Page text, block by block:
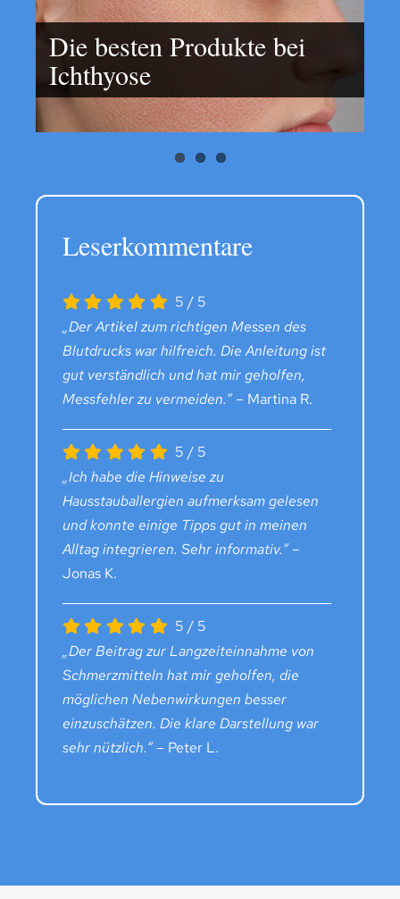
Die besten Produkte bei
Ichthyose
Leberprobleme durch
Schmerzmittel: Risiken für
die Gesundheit
Zahnvorsorge für starke
Zähne: Warum es sich lohnt
Leserkommentare
5 / 5
„Der Artikel zum richtigen Messen des
Blutdrucks war hilfreich. Die Anleitung ist
gut verständlich und hat mir geholfen,
Messfehler zu vermeiden.“– Martina R.
5 / 5
„Ich habe die Hinweise zu
Hausstauballergien aufmerksam gelesen
und konnte einige Tipps gut in meinen
Alltag integrieren. Sehr informativ.“–
Jonas K.
5 / 5
„Der Beitrag zur Langzeiteinnahme von
Schmerzmitteln hat mir geholfen, die
möglichen Nebenwirkungen besser
einzuschätzen. Die klare Darstellung war
sehr nützlich.“– Peter L.